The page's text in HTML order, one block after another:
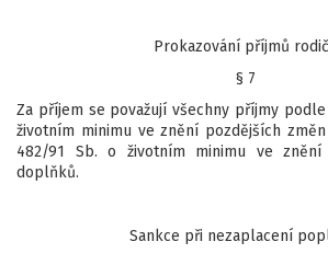
Prokazování příjmů
§ 7
Za příjem se považují všechny příjmy
životním minimu ve znění pozdějších
482/91 Sb. o životním minimu ve
doplňků.
Sankce při nezaplacení